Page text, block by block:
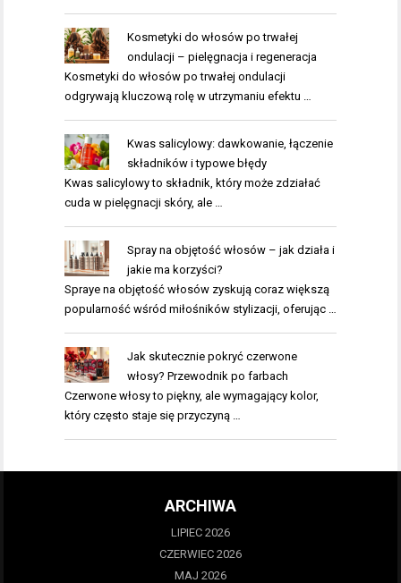
Kosmetyki do włosów po trwałej
ondulacji – pielęgnacja i regeneracja
Kosmetyki do włosów po trwałej ondulacji
odgrywają kluczową rolę w utrzymaniu efektu …
Kwas salicylowy: dawkowanie, łączenie
składników i typowe błędy
Kwas salicylowy to składnik, który może zdziałać
cuda w pielęgnacji skóry, ale …
Spray na objętość włosów – jak działa i
jakie ma korzyści?
Spraye na objętość włosów zyskują coraz większą
popularność wśród miłośników stylizacji, oferując …
Jak skutecznie pokryć czerwone
włosy? Przewodnik po farbach
Czerwone włosy to piękny, ale wymagający kolor,
który często staje się przyczyną …
ARCHIWA
LIPIEC 2026
CZERWIEC 2026
MAJ 2026